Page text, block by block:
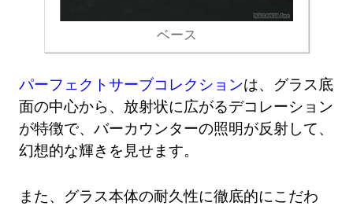
ベース
パーフェクトサーブコレクションは、グラス底
面の中心から、放射状に広がるデコレーション
が特徴で、バーカウンターの照明が反射して、
幻想的な輝きを見せます。
また、グラス本体の耐久性に徹底的にこだわ